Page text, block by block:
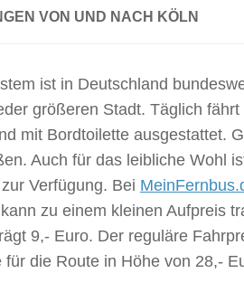
VON UND NACH KÖLN
ist in Deutschland
größeren Stadt. Täglich
mit Bordtoilette ausgestattet.
Auch für das leibliche Wohl
Verfügung. Bei
zu einem kleinen Aufpreis
9,- Euro. Der reguläre
für die Route in Höhe von 28,-